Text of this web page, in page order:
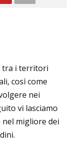
tra i territori
così come
nei
vi lasciamo
migliore dei